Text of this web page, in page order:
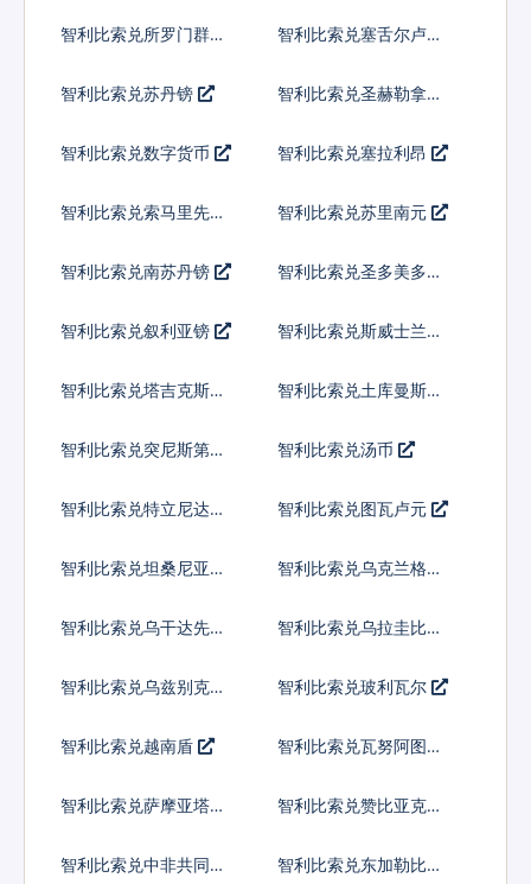
智利比索兑所罗门群岛
智利比索兑塞舌尔卢比
智利比索兑苏丹镑 智利比索兑圣赫勒拿镑
智利比索兑数字货币 智利比索兑塞拉利昂
智利比索兑索马里先令 智利比索兑苏里南元
智利比索兑南苏丹镑
智利比索兑圣多美多布
智利比索兑叙利亚镑
智利比索兑斯威士兰里
智利比索兑塔吉克斯坦
智利比索兑土库曼斯坦
智利比索兑突尼斯第纳
智利比索兑汤币
智利比索兑特立尼达多
智利比索兑图瓦卢元
智利比索兑坦桑尼亚先
智利比索兑乌克兰格里
智利比索兑乌干达先令 智利比索兑乌拉圭比索
智利比索兑乌兹别克斯
智利比索兑玻利瓦尔
智利比索兑越南盾
智利比索兑瓦努阿图瓦
智利比索兑萨摩亚塔拉
智利比索兑赞比亚克瓦
智利比索兑中非共同体 智利比索兑东加勒比元